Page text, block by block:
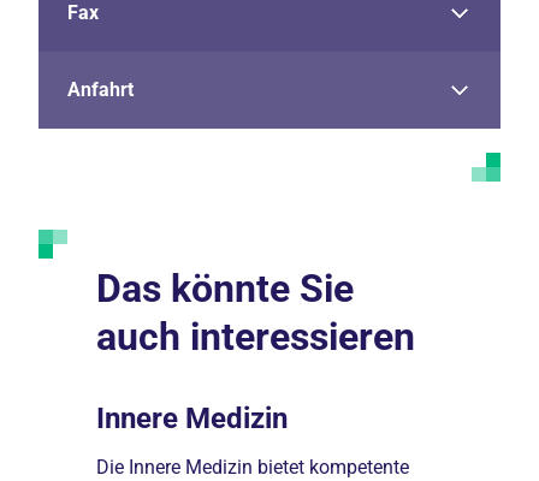
Fax
Anfahrt
Das könnte Sie
auch interessieren
Innere Medizin
Die Innere Medizin bietet kompetente